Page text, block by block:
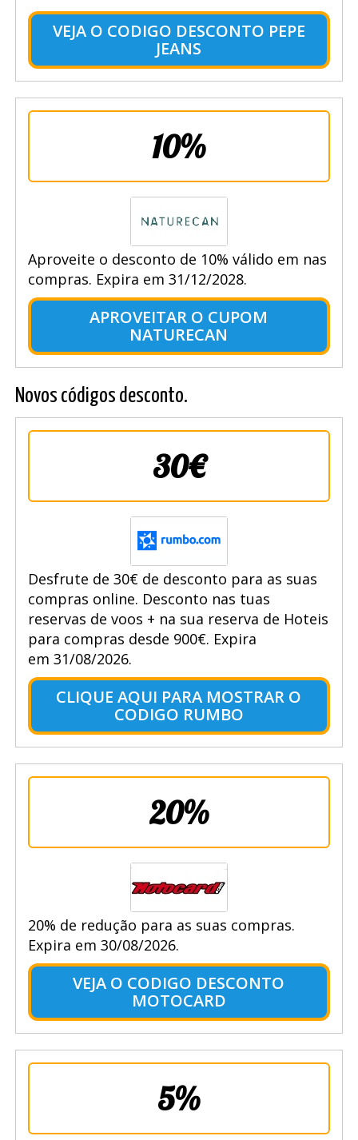
VEJA O CODIGO DESCONTO PEPE
JEANS
10%
Aproveite o desconto de 10% válido em nas
compras. Expira em 31/12/2028.
APROVEITAR O CUPOM
NATURECAN
Novos códigos desconto.
30€
Desfrute de 30€ de desconto para as suas
compras online. Desconto nas tuas
reservas de voos + na sua reserva de Hoteis
para compras desde 900€. Expira
em 31/08/2026.
CLIQUE AQUI PARA MOSTRAR O
CODIGO RUMBO
20%
20% de redução para as suas compras.
Expira em 30/08/2026.
VEJA O CODIGO DESCONTO
MOTOCARD
5%